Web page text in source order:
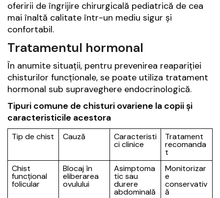
oferirii de îngrijire chirurgicală pediatrică de cea
mai înaltă calitate într-un mediu sigur și
confortabil.
Tratamentul hormonal
În anumite situații, pentru prevenirea reapariției
chisturilor funcționale, se poate utiliza tratament
hormonal sub supraveghere endocrinologică.
Tipuri comune de chisturi ovariene la copii și
caracteristicile acestora
Tip de chist Cauză Caracteristi
ci clinice
Tratament
recomanda
t
Chist
funcțional
folicular
Blocaj în
eliberarea
ovulului
Asimptoma
tic sau
durere
abdominală
Monitorizar
e
conservativ
ă